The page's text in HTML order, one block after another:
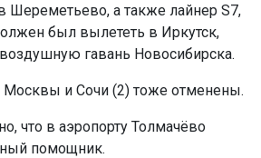
Шереметьево, а также лайнер S7,
был вылететь в Иркутск,
гавань Новосибирска.
и Сочи (2) тоже отменены.
что в аэропорту Толмачёво
помощник.